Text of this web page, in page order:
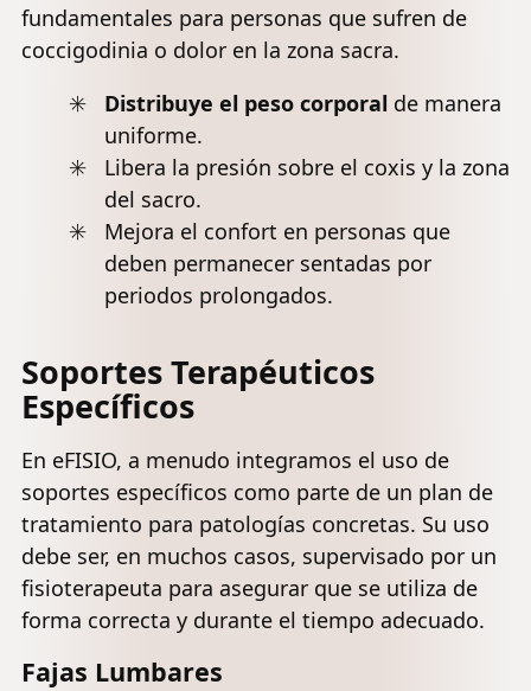
fundamentales para personas que sufren de
coccigodinia o dolor en la zona sacra.
Distribuye el peso corporal de manera
uniforme.
Libera la presión sobre el coxis y la zona
del sacro.
Mejora el confort en personas que
deben permanecer sentadas por
periodos prolongados.
Soportes Terapéuticos
Específicos
En eFISIO, a menudo integramos el uso de
soportes específicos como parte de un plan de
tratamiento para patologías concretas. Su uso
debe ser, en muchos casos, supervisado por un
fisioterapeuta para asegurar que se utiliza de
forma correcta y durante el tiempo adecuado.
Fajas Lumbares